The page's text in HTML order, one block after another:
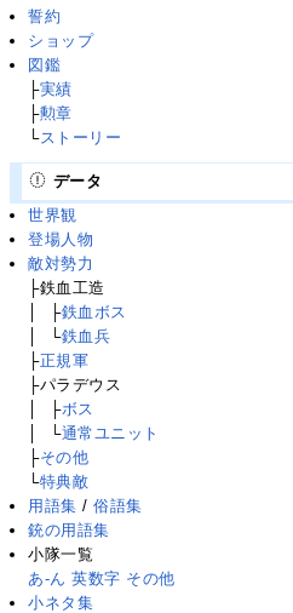
誓約
ショップ
図鑑
├実績
├勲章
└ストーリー
データ
世界観
登場人物
敵対勢力
├鉄血工造
├鉄血ボス
└鉄血兵
├正規軍
├パラデウス
├ボス
└通常ユニット
├その他
└特典敵
用語集 /俗語集
銃の用語集
小隊一覧
あ-ん 英数字 その他
小ネタ集